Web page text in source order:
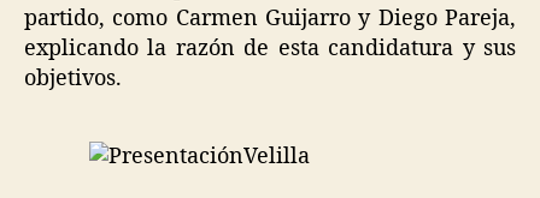
partido, como Carmen Guijarro y Diego Pareja,
explicando la razón de esta candidatura y sus
objetivos.